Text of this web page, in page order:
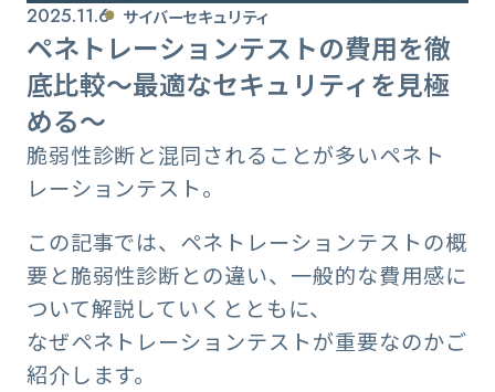
2025.11.6 サイバーセキュリティ
ペネトレーションテストの費用を徹
底比較～最適なセキュリティを見極
める～
脆弱性診断と混同されることが多いペネト
レーションテスト。
この記事では、ペネトレーションテストの概
要と脆弱性診断との違い、一般的な費用感に
ついて解説していくとともに、
なぜペネトレーションテストが重要なのかご
紹介します。